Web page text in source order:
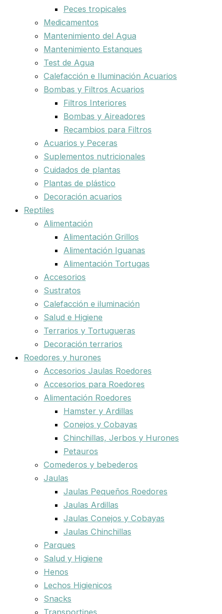
Peces tropicales
Medicamentos
Mantenimiento del Agua
Mantenimiento Estanques
Test de Agua
Calefacción e Iluminación Acuarios
Bombas y Filtros Acuarios
Filtros Interiores
Bombas y Aireadores
Recambios para Filtros
Acuarios y Peceras
Suplementos nutricionales
Cuidados de plantas
Plantas de plástico
Decoración acuarios
Reptiles
Alimentación
Alimentación Grillos
Alimentación Iguanas
Alimentación Tortugas
Accesorios
Sustratos
Calefacción e iluminación
Salud e Higiene
Terrarios y Tortugueras
Decoración terrarios
Roedores y hurones
Accesorios Jaulas Roedores
Accesorios para Roedores
Alimentación Roedores
Hamster y Ardillas
Conejos y Cobayas
Chinchillas, Jerbos y Hurones
Petauros
Comederos y bebederos
Jaulas
Jaulas Pequeños Roedores
Jaulas Ardillas
Jaulas Conejos y Cobayas
Jaulas Chinchillas
Parques
Salud y Higiene
Henos
Lechos Higienicos
Snacks